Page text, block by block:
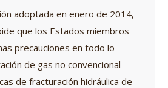
adoptada en enero de 2014,
que los Estados miembros
precauciones en todo lo
de gas no convencional
de fracturación hidráulica de